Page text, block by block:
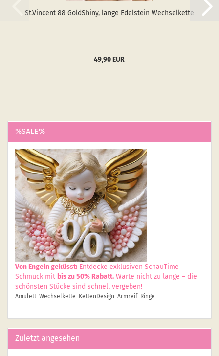
St.Vin­cent 88 GoldS­hiny, lange Edel­stein Wech­sel­ket­te
49,90 EUR
%SALE%
Von Engeln geküsst: Entdecke exklusiven SchauTime
Schmuck mit bis zu 50% Rabatt. Warte nicht zu lange – die
schönsten Stücke sind schnell vergeben!
Amulett Wechselkette KettenDesign Armreif Ringe
Zuletzt angesehen